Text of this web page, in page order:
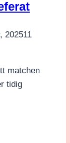
202511
matchen
tidig